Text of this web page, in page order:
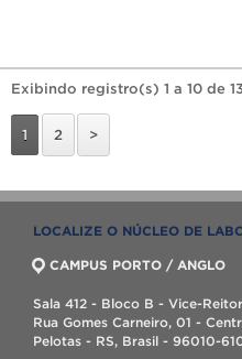
Exibindo registro(s) 1 a 10 de
1 2 >
LOCALIZE O NÚCLEO DE
CAMPUS PORTO / ANGLO
Sala 412 - Bloco B - Vice-
Rua Gomes Carneiro, 01 -
Pelotas - RS, Brasil - 96010-